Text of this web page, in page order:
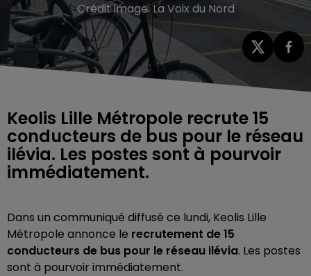
Crédit image:La Voix du Nord
Keolis Lille Métropole recrute 15
conducteurs de bus pour le réseau
ilévia. Les postes sont à pourvoir
immédiatement.
Dans un communiqué diffusé ce lundi, Keolis Lille
Métropole annonce le recrutement de 15
conducteurs de bus pour le réseau ilévia. Les postes
sont à pourvoir immédiatement.